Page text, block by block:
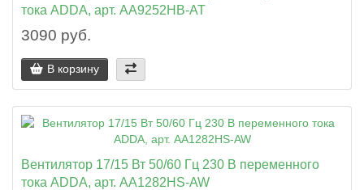
тока ADDA, арт. AA9252HB-AT
3090 руб.
В корзину
Вентилятор 17/15 Вт 50/60 Гц 230 В переменного
тока ADDA, арт. AA1282HS-AW